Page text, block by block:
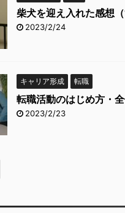
柴犬を迎え入れた感想（
2023/2/24
キャリア形成 転職
転職活動のはじめ方・
2023/2/23